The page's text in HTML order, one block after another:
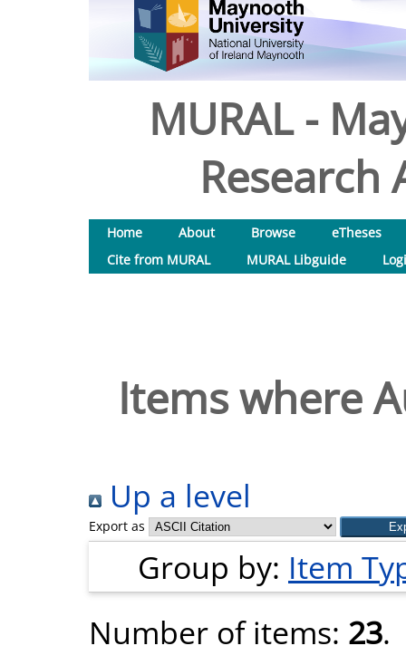
MURAL -
Research
Home About Browse
eTheses
Cite from MURAL
MURAL Libguide
Items where
Up a level
Export as
Group by: Item
Number of items: 23.